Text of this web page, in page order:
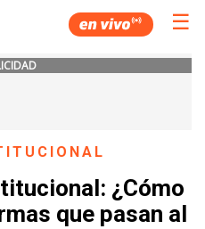
☰
¿Cómo
que pasan al